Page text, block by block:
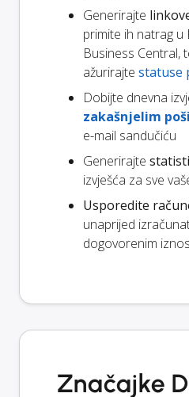
Generirajte
primite ih natrag u
Business Central,
ažurirajte statuse
Dobijte dnevna
zakašnjelim
e-mail sandučiću
Generirajte
izvješća za sve
Usporedite
unaprijed
dogovorenim
Značajke